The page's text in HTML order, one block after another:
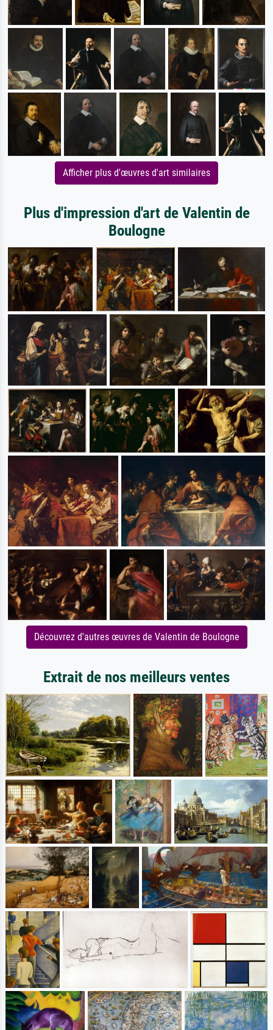
Afficher plus d'œuvres d'art similaires
Plus d'impression d'art de Valentin de
Boulogne
Découvrez d'autres œuvres de Valentin de Boulogne
Extrait de nos meilleurs ventes